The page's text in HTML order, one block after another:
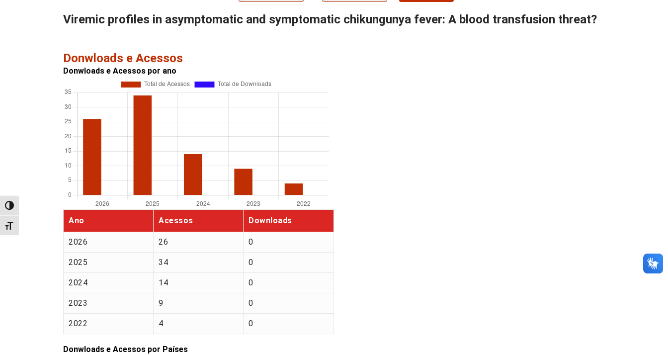
Alternar alto contraste
Alternar tamanho da fonte
Viremic profiles in asymptomatic and symptomatic chikungunya fever: A blood transfusion threat?
Donwloads e Acessos
Donwloads e Acessos por ano
Ano Acessos Downloads
2026 26 0
2025 34 0
2024 14 0
2023 9 0
2022 4 0
Donwloads e Acessos por Países